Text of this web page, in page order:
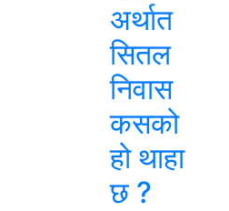
अर्थात
सितल
निवास
कसको
हो थाहा
छ ?